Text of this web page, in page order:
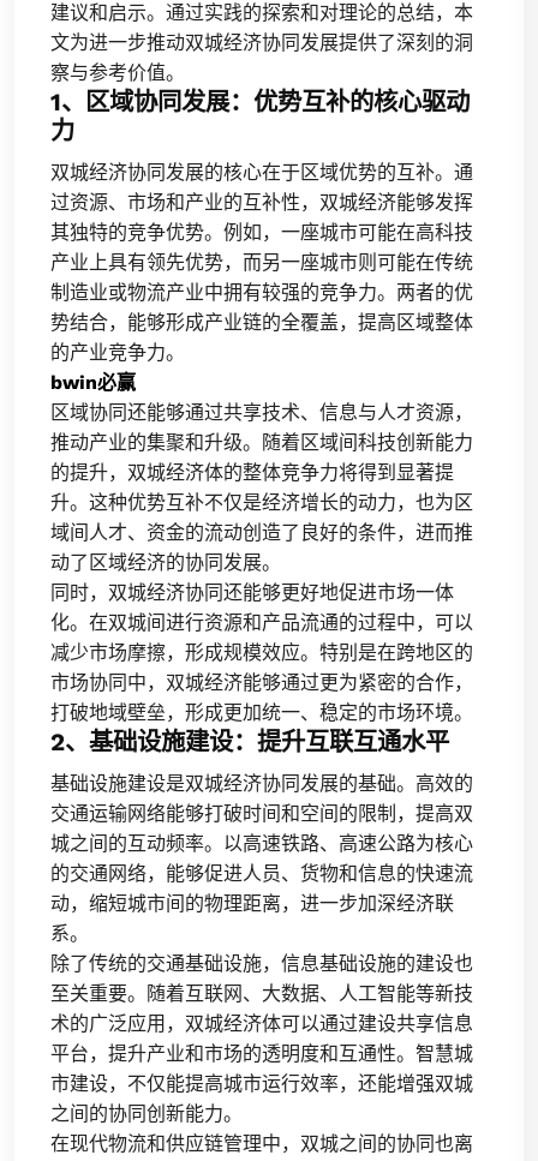
建议和启示。通过实践的探索和对理论的总结，本
文为进一步推动双城经济协同发展提供了深刻的洞
察与参考价值。
1、区域协同发展：优势互补的核心驱动
力
双城经济协同发展的核心在于区域优势的互补。通
过资源、市场和产业的互补性，双城经济能够发挥
其独特的竞争优势。例如，一座城市可能在高科技
产业上具有领先优势，而另一座城市则可能在传统
制造业或物流产业中拥有较强的竞争力。两者的优
势结合，能够形成产业链的全覆盖，提高区域整体
的产业竞争力。
bwin必赢
区域协同还能够通过共享技术、信息与人才资源，
推动产业的集聚和升级。随着区域间科技创新能力
的提升，双城经济体的整体竞争力将得到显著提
升。这种优势互补不仅是经济增长的动力，也为区
域间人才、资金的流动创造了良好的条件，进而推
动了区域经济的协同发展。
同时，双城经济协同还能够更好地促进市场一体
化。在双城间进行资源和产品流通的过程中，可以
减少市场摩擦，形成规模效应。特别是在跨地区的
市场协同中，双城经济能够通过更为紧密的合作，
打破地域壁垒，形成更加统一、稳定的市场环境。
2、基础设施建设：提升互联互通水平
基础设施建设是双城经济协同发展的基础。高效的
交通运输网络能够打破时间和空间的限制，提高双
城之间的互动频率。以高速铁路、高速公路为核心
的交通网络，能够促进人员、货物和信息的快速流
动，缩短城市间的物理距离，进一步加深经济联
系。
除了传统的交通基础设施，信息基础设施的建设也
至关重要。随着互联网、大数据、人工智能等新技
术的广泛应用，双城经济体可以通过建设共享信息
平台，提升产业和市场的透明度和互通性。智慧城
市建设，不仅能提高城市运行效率，还能增强双城
之间的协同创新能力。
在现代物流和供应链管理中，双城之间的协同也离